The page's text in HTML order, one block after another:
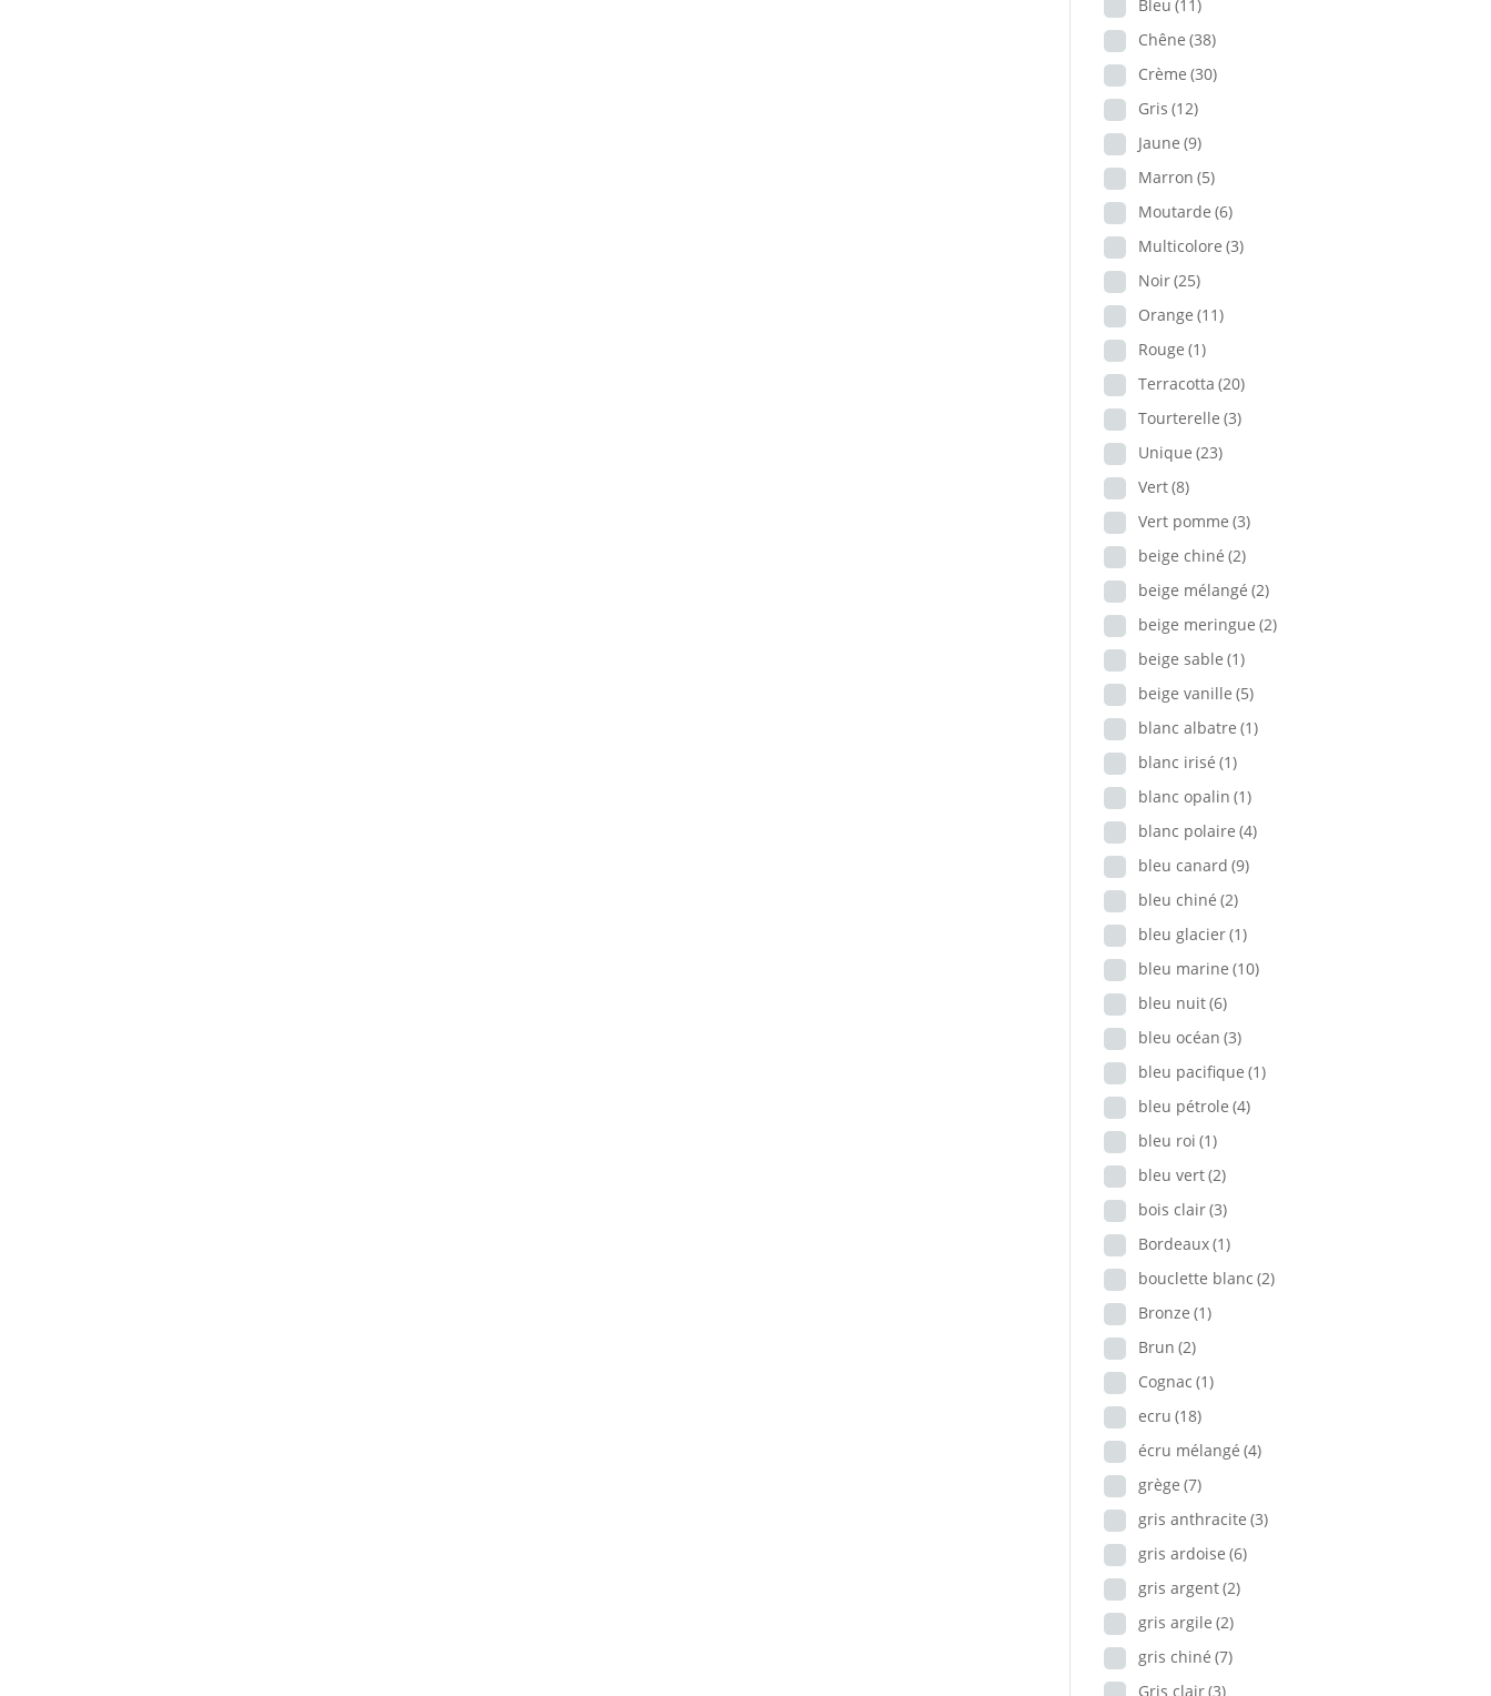
Bleu (11)
Chêne (38)
Crème (30)
Gris (12)
Jaune (9)
Marron (5)
Moutarde (6)
Multicolore (3)
Noir(25)
Orange (11)
Rouge (1)
Terracotta (20)
Tourterelle (3)
Unique (23)
Vert(8)
Vert pomme (3)
beige chiné (2)
beige mélangé (2)
beige meringue (2)
beige sable (1)
beige vanille (5)
blanc albatre (1)
blanc irisé (1)
blanc opalin (1)
blanc polaire (4)
bleu canard (9)
bleu chiné (2)
bleu glacier(1)
bleu marine (10)
bleu nuit(6)
bleu océan (3)
bleu pacifique (1)
bleu pétrole (4)
bleu roi (1)
bleu vert(2)
bois clair(3)
Bordeaux(1)
bouclette blanc (2)
Bronze (1)
Brun (2)
Cognac (1)
ecru (18)
écru mélangé (4)
grège (7)
gris anthracite (3)
gris ardoise (6)
gris argent(2)
gris argile (2)
gris chiné (7)
Gris clair(3)